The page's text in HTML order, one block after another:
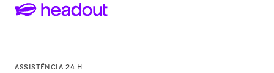
ASSISTÊNCIA 24 H